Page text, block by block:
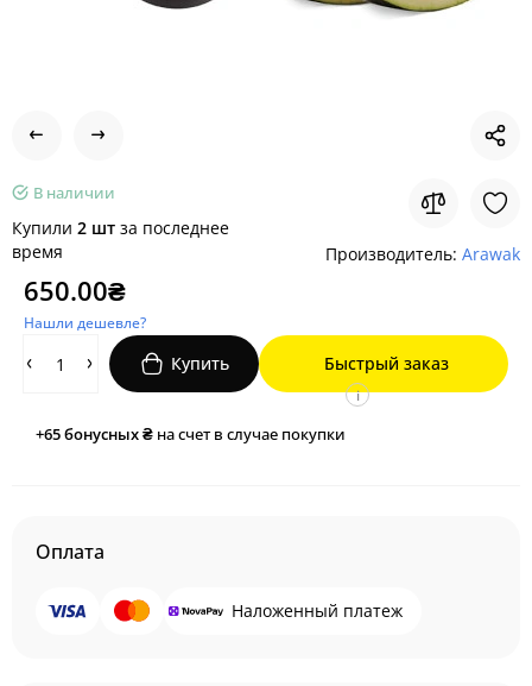
В наличии
Купили 2 шт за последнее
время
Производитель: Arawak
650.00₴
Нашли дешевле?
Купить Быстрый заказ
+65бонусных ₴ на счет в случае покупки
i
Оплата
Наложенный платеж